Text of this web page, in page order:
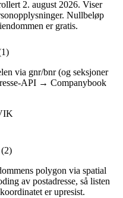
2. august 2026. Viser
Nullbeløp
er gratis.
via gnr/bnr (og seksjoner
API → Companybook
2)
polygon via spatial
av postadresse, så listen
er upresist.